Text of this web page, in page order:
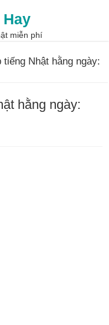
miễn phí
tiếng Nhật hằng ngày:
hằng ngày: